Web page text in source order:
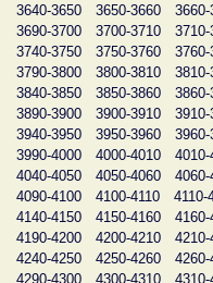
3640-3650
3650-3660 3660-
3690-3700
3700-3710 3710-
3740-3750
3750-3760 3760-
3790-3800
3800-3810 3810-
3840-3850
3850-3860 3860-
3890-3900
3900-3910 3910-
3940-3950
3950-3960 3960-
3990-4000
4000-4010 4010-
4040-4050
4050-4060 4060-
4090-4100
4100-4110 4110-
4140-4150
4150-4160 4160-
4190-4200
4200-4210 4210-
4240-4250
4250-4260 4260-
4290-4300
4300-4310 4310-